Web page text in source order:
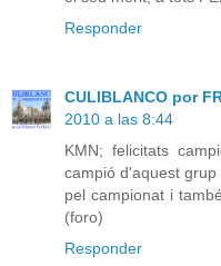
Responder
CULIBLANCO por
2010 a las 8:44
KMN; felicitats
campió d'aquest
pel campionat i
(foro)
Responder